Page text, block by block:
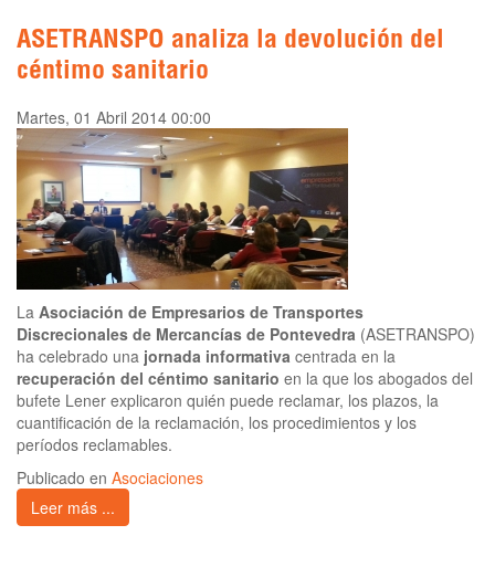
ASETRANSPO analiza la devolución del
céntimo sanitario
Martes, 01 Abril 2014 00:00
La Asociación de Empresarios de Transportes
Discrecionales de Mercancías de Pontevedra (ASETRANSPO)
ha celebrado una jornada informativa centrada en la
recuperación del céntimo sanitario en la que los abogados del
bufete Lener explicaron quién puede reclamar, los plazos, la
cuantificación de la reclamación, los procedimientos y los
períodos reclamables.
Publicado en Asociaciones
Leer más ...